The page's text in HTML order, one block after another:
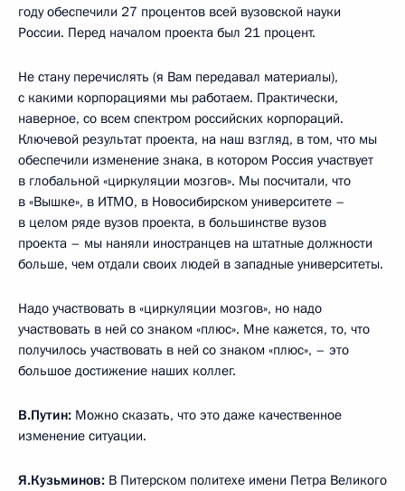
году обеспечили 27 процентов всей вузовской науки
России. Перед началом проекта был 21 процент.
Не стану перечислять (я Вам передавал материалы),
с какими корпорациями мы работаем. Практически,
наверное, со всем спектром российских корпораций.
Ключевой результат проекта, на наш взгляд, в том, что мы
обеспечили изменение знака, в котором Россия участвует
в глобальной «циркуляции мозгов». Мы посчитали, что
в «Вышке», в ИТМО, в Новосибирском университете –
в целом ряде вузов проекта, в большинстве вузов
проекта – мы наняли иностранцев на штатные должности
больше, чем отдали своих людей в западные университеты.
Надо участвовать в «циркуляции мозгов», но надо
участвовать в ней со знаком «плюс». Мне кажется, то, что
получилось участвовать в ней со знаком «плюс», – это
большое достижение наших коллег.
В.Путин: Можно сказать, что это даже качественное
изменение ситуации.
Я.Кузьминов: В Питерском политехе имени Петра Великого